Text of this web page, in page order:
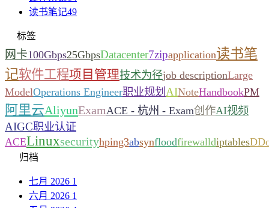
读书笔记49
标签
网卡100Gbps25GbpsDatacenter7zipapplication读书笔
记软件工程项目管理技术为径job descriptionLarge
ModelOperations Engineer职业规划 AINoteHandbookPM
阿里云AliyunExamACE - 杭州 - Exam创作AI视频
AIGC职业认证
ACELinuxsecurityhping3absynfloodfirewalldiptables
归档
七月 2026 1
六月 2026 1